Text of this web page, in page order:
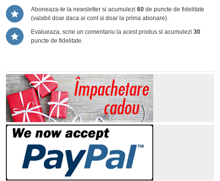
Aboneaza-te la newsletter si acumulezi 60 de puncte de fidelitate
(valabil doar daca ai cont si doar la prima abonare).
Evalueaza, scrie un comentariu la acest produs si acumulezi 30
puncte de fidelitate.